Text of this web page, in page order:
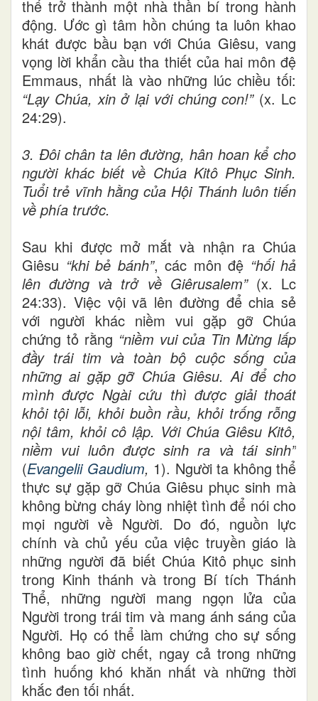
thể trở thành một nhà thần bí trong hành
động. Ước gì tâm hồn chúng ta luôn khao
khát được bầu bạn với Chúa Giêsu, vang
vọng lời khẩn cầu tha thiết của hai môn đệ
Emmaus, nhất là vào những lúc chiều tối:
“Lạy Chúa, xin ở lại với chúng con!” (x. Lc
24:29).
3. Đôi chân ta lên đường, hân hoan kể cho
người khác biết về Chúa Kitô Phục Sinh.
Tuổi trẻ vĩnh hằng của Hội Thánh luôn tiến
về phía trước.
Sau khi được mở mắt và nhận ra Chúa
Giêsu “khi bẻ bánh”, các môn đệ “hối hả
lên đường và trở về Giêrusalem”(x. Lc
24:33). Việc vội vã lên đường để chia sẻ
với người khác niềm vui gặp gỡ Chúa
chứng tỏ rằng “niềm vui của Tin Mừng lấp
đầy trái tim và toàn bộ cuộc sống của
những ai gặp gỡ Chúa Giêsu. Ai để cho
mình được Ngài cứu thì được giải thoát
khỏi tội lỗi, khỏi buồn rầu, khỏi trống rỗng
nội tâm, khỏi cô lập. Với Chúa Giêsu Kitô,
niềm vui luôn được sinh ra và tái sinh”
(Evangelii Gaudium, 1). Người ta không thể
thực sự gặp gỡ Chúa Giêsu phục sinh mà
không bừng cháy lòng nhiệt tình để nói cho
mọi người về Người. Do đó, nguồn lực
chính và chủ yếu của việc truyền giáo là
những người đã biết Chúa Kitô phục sinh
trong Kinh thánh và trong Bí tích Thánh
Thể, những người mang ngọn lửa của
Người trong trái tim và mang ánh sáng của
Người. Họ có thể làm chứng cho sự sống
không bao giờ chết, ngay cả trong những
tình huống khó khăn nhất và những thời
khắc đen tối nhất.